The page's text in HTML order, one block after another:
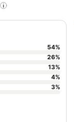
54%
26%
13%
4%
3%